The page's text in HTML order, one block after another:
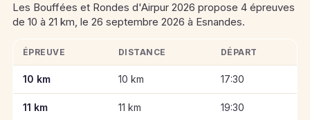
Les Bouffées et Rondes d'Airpur 2026 propose 4 épreuves
de 10 à 21 km, le 26 septembre 2026 à Esnandes.
Informations clés des épreuves de Les Bouffées et Rondes
ÉPREUVE DISTANCE DÉPART
10 km 10 km 17:30
11 km 11 km 19:30